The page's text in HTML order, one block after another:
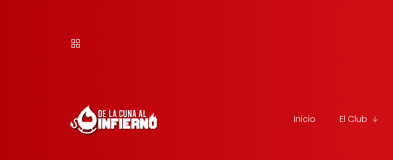
Inicio El Club